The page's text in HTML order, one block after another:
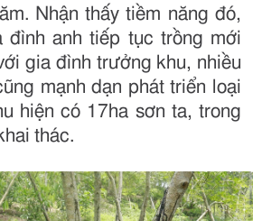
Nhận thấy tiềm năng đó,
đình anh tiếp tục trồng mới
gia đình trưởng khu, nhiều
mạnh dạn phát triển loại
hiện có 17ha sơn ta, trong
thác.